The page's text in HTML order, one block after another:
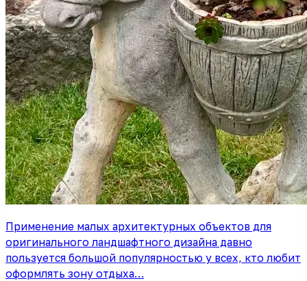
Применение малых архитектурных объектов для
оригинального ландшафтного дизайна давно
пользуется большой популярностью у всех, кто любит
оформлять зону отдыха…